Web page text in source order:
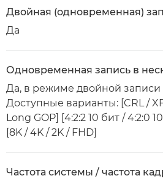
Двойная (одновременная)
Да
Одновременная запись в
Да, в режиме двойной записи
Доступные варианты: [CRL /
Long GOP] [4:2:2 10 бит / 4:2:0
[8K / 4K / 2K / FHD]
Частота системы / частота